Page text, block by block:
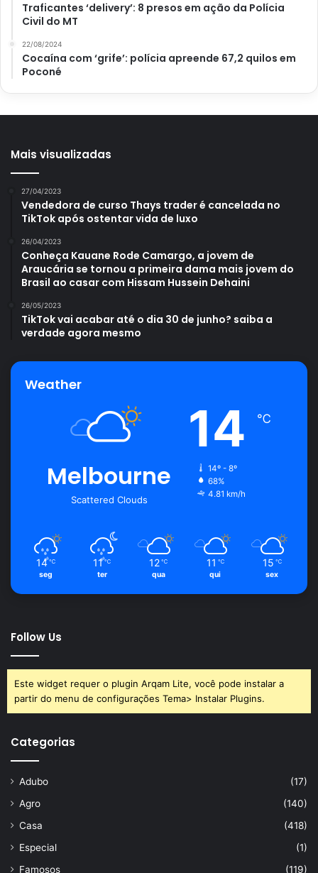
Traficantes ‘delivery’: 8 presos em ação da Polícia
Civil do MT
22/08/2024
Cocaína com ‘grife’: polícia apreende 67,2 quilos em
Poconé
Mais visualizadas
27/04/2023
Vendedora de curso Thays trader é cancelada no
TikTok após ostentar vida de luxo
26/04/2023
Conheça Kauane Rode Camargo, a jovem de
Araucária se tornou a primeira dama mais jovem do
Brasil ao casar com Hissam Hussein Dehaini
26/05/2023
TikTok vai acabar até o dia 30 de junho? saiba a
verdade agora mesmo
Weather
Melbourne
Scattered Clouds
14 ℃
14º - 8º
68%
4.81 km/h
14 ℃
seg
11 ℃
ter
12 ℃
qua
11 ℃
qui
15 ℃
sex
Follow Us
Este widget requer o plugin Arqam Lite, você pode instalar a
partir do menu de configurações Tema> Instalar Plugins.
Categorias
Adubo
(17)
Agro
(140)
Casa
(418)
Especial
(1)
Famosos
(119)